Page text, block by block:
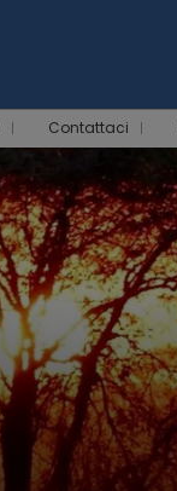
Contattaci